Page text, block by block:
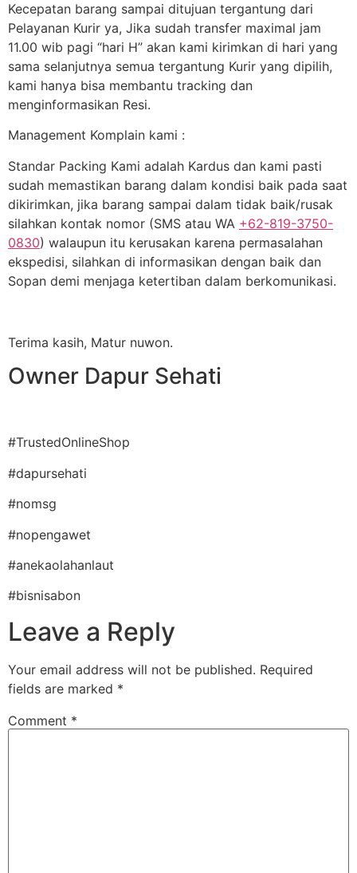
Kecepatan barang sampai ditujuan tergantung dari
Pelayanan Kurir ya, Jika sudah transfer maximal jam
11.00 wib pagi “hari H” akan kami kirimkan di hari yang
sama selanjutnya semua tergantung Kurir yang dipilih,
kami hanya bisa membantu tracking dan
menginformasikan Resi.
Management Komplain kami :
Standar Packing Kami adalah Kardus dan kami pasti
sudah memastikan barang dalam kondisi baik pada saat
dikirimkan, jika barang sampai dalam tidak baik/rusak
silahkan kontak nomor (SMS atau WA +62-819-3750-
0830) walaupun itu kerusakan karena permasalahan
ekspedisi, silahkan di informasikan dengan baik dan
Sopan demi menjaga ketertiban dalam berkomunikasi.
Terima kasih, Matur nuwon.
Owner Dapur Sehati
#TrustedOnlineShop
#dapursehati
#nomsg
#nopengawet
#anekaolahanlaut
#bisnisabon
Leave a Reply
Your email address will not be published. Required
fields are marked *
Comment *